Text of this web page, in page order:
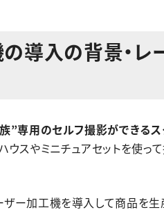
導入の背景・レ
”専用のセルフ撮影ができるス
ウスやミニチュアセットを使
ー加工機を導入して商品を生